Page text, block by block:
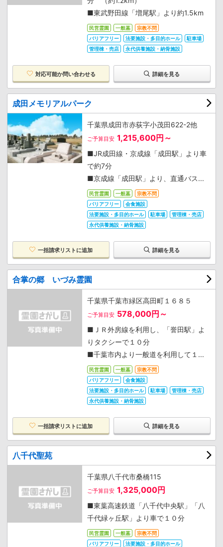
■東武野田線「増尾駅」より約1.5km
民営霊園 一般墓
宗教不問
バリアフリー
法要施設・多目的ホール
駐車場
管理棟・売店
永代供養施設・納骨施設
対応可能か問い合わせる 詳細を見る
成田メモリアルパーク
千葉県成田市赤荻字小茂田622-2他
ご予算目安 1,215,600円～
■JR成田線・京成線「成田駅」より車
で約7分
■京成線「成田駅」より、直通バス...
民営霊園 一般墓
宗教不問
バリアフリー
会食施設
法要施設・多目的ホール
駐車場
管理棟・売店
永代供養施設・納骨施設
一括請求リストに追加 詳細を見る
合掌の郷 いづみ霊園
千葉県千葉市緑区高田町１６８５
ご予算目安 578,000円～
■ＪＲ外房線を利用し、「誉田駅」よ
りタクシーで１０分
■千葉市内より一般道を利用して１...
民営霊園 一般墓
宗教不問
バリアフリー
会食施設
法要施設・多目的ホール
駐車場
管理棟・売店
永代供養施設・納骨施設
一括請求リストに追加 詳細を見る
八千代聖苑
千葉県八千代市桑橋115
ご予算目安 1,325,000円
■東葉高速鉄道「八千代中央駅」「八
千代緑ヶ丘駅」より車で１０分
民営霊園 一般墓
宗教不問
バリアフリー
法要施設・多目的ホール